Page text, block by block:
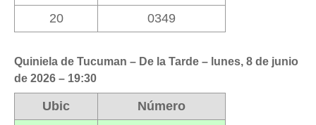
20
0349
Quiniela de Tucuman – De la Tarde – lunes, 8 de junio
de 2026 – 19:30
Ubic
Número